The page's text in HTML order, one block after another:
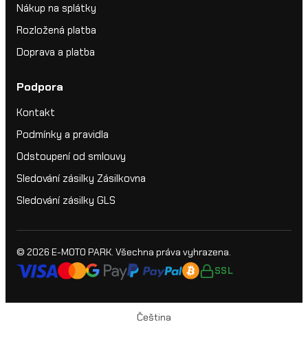
Nákup na splátky
Rozložená platba
Doprava a platba
Podpora
Kontakt
Podmínky a pravidla
Odstoupení od smlouvy
Sledování zásilky Zásilkovna
Sledování zásilky GLS
© 2026 E-MOTO PARK. Všechna práva vyhrazena.
SSL
Čeština